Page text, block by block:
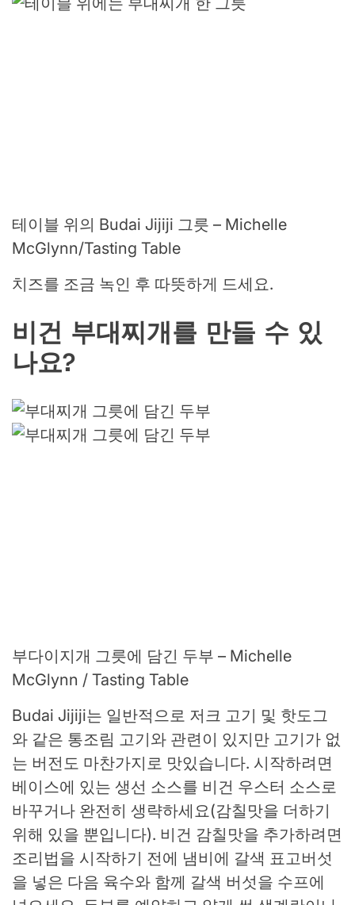
테이블 위의 Budai Jijiji 그릇 – Michelle
McGlynn/Tasting Table
치즈를 조금 녹인 후 따뜻하게 드세요.
비건 부대찌개를 만들 수 있
나요?
부다이지개 그릇에 담긴 두부 – Michelle
McGlynn / Tasting Table
Budai Jijiji는 일반적으로 저크 고기 및 핫도그
와 같은 통조림 고기와 관련이 있지만 고기가 없
는 버전도 마찬가지로 맛있습니다. 시작하려면
베이스에 있는 생선 소스를 비건 우스터 소스로
바꾸거나 완전히 생략하세요(감칠맛을 더하기
위해 있을 뿐입니다). 비건 감칠맛을 추가하려면
조리법을 시작하기 전에 냄비에 갈색 표고버섯
을 넣은 다음 육수와 함께 갈색 버섯을 수프에